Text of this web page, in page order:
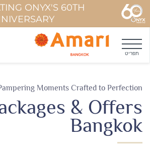
ONYX'S 60TH
תפריט
Moments Crafted to Perfection
& Offers
Bangkok